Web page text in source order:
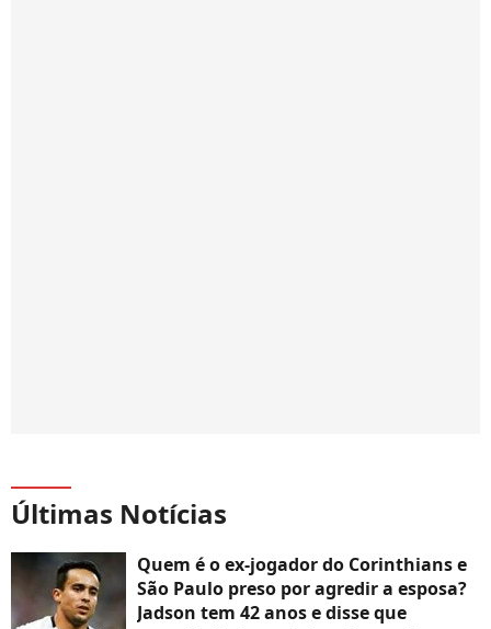
Últimas Notícias
Quem é o ex-jogador do Corinthians e
São Paulo preso por agredir a esposa?
Jadson tem 42 anos e disse que